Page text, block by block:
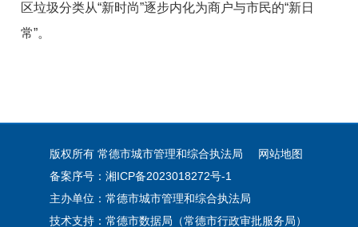
区垃圾分类从“新时尚”逐步内化为商户与市民的“新日
常”。
版权所有 常德市城市管理和综合执法局
网站地图
备案序号：湘ICP备2023018272号-1
主办单位：常德市城市管理和综合执法局
技术支持：常德市数据局（常德市行政审批服务局）